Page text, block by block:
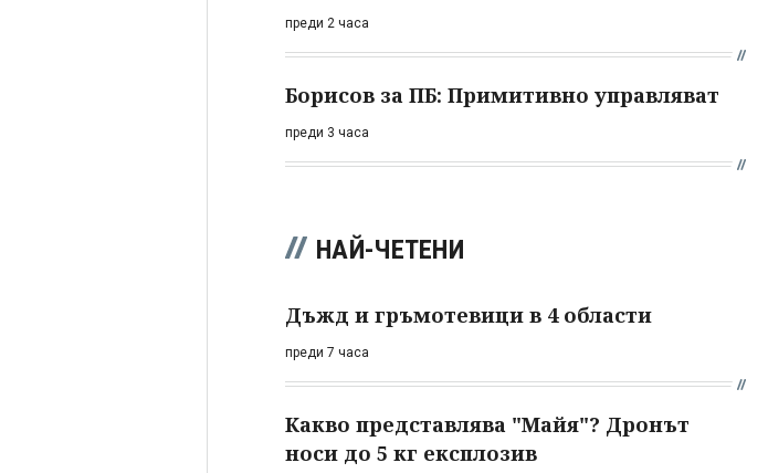
преди 2 часа
Борисов за ПБ: Примитивно управляват
преди 3 часа
НАЙ-ЧЕТЕНИ
Дъжд и гръмотевици в 4 области
преди 7 часа
Какво представлява "Майя"? Дронът
носи до 5 кг експлозив